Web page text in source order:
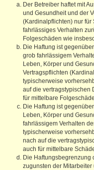
Der Betreiber haftet mit
und Gesundheit und der
(Kardinalpflichten) nur für
fahrlässiges Verhalten
Folgeschäden wie
Die Haftung ist
grob fahrlässigem
Leben, Körper und
Vertragspflichten
typischerweise
auf die vertragstypischen
für mittelbare
Die Haftung ist
Leben, Körper und
fahrlässigem Verhalten
typischerweise
nach auf die
auch für mittelbare
Die Haftungsbegrenzung
zugunsten der